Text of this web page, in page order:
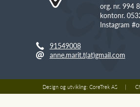
org. nr. 994
kontonr.
Instagram
91549008
anne.marit.t(at)gmail.com
Design og utvikling: CoreTrek AS